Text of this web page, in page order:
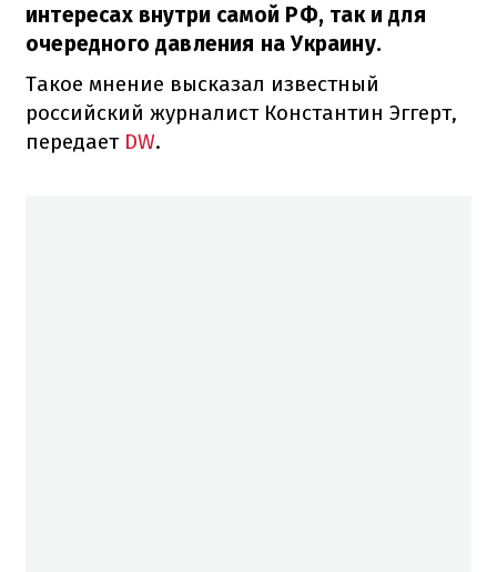
интересах внутри самой РФ, так и для
очередного давления на Украину.
Такое мнение высказал известный
российский журналист Константин Эггерт,
передает DW.